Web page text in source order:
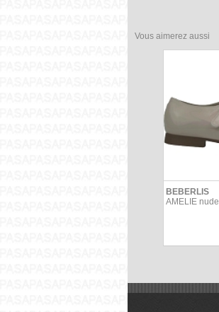
Vous aimerez aussi
BEBERLIS
AMELIE nude